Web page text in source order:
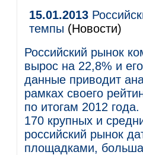
15.01.2013
темпы (Новости)
Российский рынок
вырос на 22,8% и
данные приводит
рамках своего
по итогам 2012
170 крупных и
российский рынок
площадками,